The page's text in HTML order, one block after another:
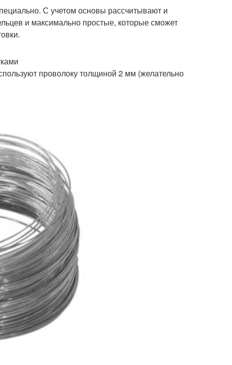
С учетом основы рассчитывают и
и максимально простые, которые сможет
проволоку толщиной 2 мм (желательно